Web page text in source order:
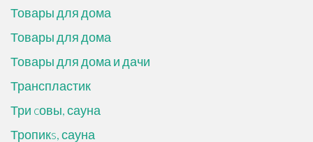
Товары для дома
Товары для дома
Товары для дома и дачи
Транспластик
Три cовы, сауна
Тропикs, сауна